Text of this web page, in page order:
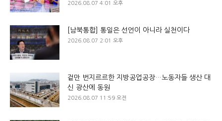
2026.08.07 4:01 오후
[남북통합] 통일은 선언이 아니라 실천이다
2026.08.07 2:01 오후
겉만 번지르르한 지방공업공장…노동자들 생산 대
신 광산에 동원
2026.08.07 11:59 오전